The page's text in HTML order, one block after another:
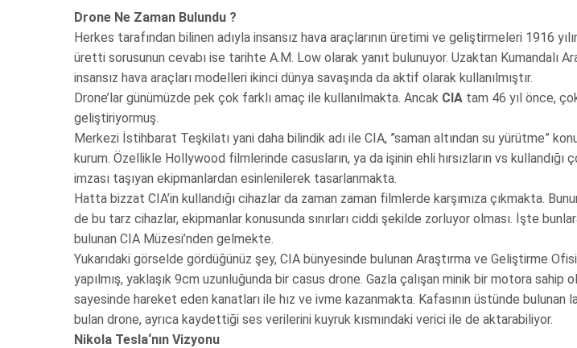
Drone Ne Zaman Bulundu ?
Herkes tarafından bilinen adıyla insansız hava araçlarının üretimi ve geliştirmeleri 1916
üretti sorusunun cevabı ise tarihte A.M. Low olarak yanıt bulunuyor. Uzaktan Kumandalı
insansız hava araçları modelleri ikinci dünya savaşında da aktif olarak kullanılmıştır.
Drone’lar günümüzde pek çok farklı amaç ile kullanılmakta. Ancak CIA tam 46 yıl önce,
geliştiriyormuş.
Merkezi İstihbarat Teşkilatı yani daha bilindik adı ile CIA, ”saman altından su yürütme”
kurum. Özellikle Hollywood filmlerinde casusların, ya da işinin ehli hırsızların vs kullandığı
imzası taşıyan ekipmanlardan esinlenilerek tasarlanmakta.
Hatta bizzat CIA’in kullandığı cihazlar da zaman zaman filmlerde karşımıza çıkmakta.
de bu tarz cihazlar, ekipmanlar konusunda sınırları ciddi şekilde zorluyor olması. İşte
bulunan CIA Müzesi’nden gelmekte.
Yukarıdaki görselde gördüğünüz şey, CIA bünyesinde bulunan Araştırma ve Geliştirme
yapılmış, yaklaşık 9cm uzunluğunda bir casus drone. Gazla çalışan minik bir motora sahip
sayesinde hareket eden kanatları ile hız ve ivme kazanmakta. Kafasının üstünde bulunan
bulan drone, ayrıca kaydettiği ses verilerini kuyruk kısmındaki verici ile de aktarabiliyor.
Nikola Tesla‘nın Vizyonu